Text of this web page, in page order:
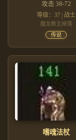
攻击 38-72
等级：37 | 战士
魔龙教主掉落
传说
嗜魂法杖